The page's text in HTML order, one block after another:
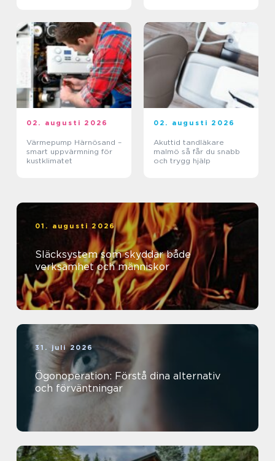
02. augusti 2026
Värmepump Härnösand –
smart uppvärmning för
kustklimatet
02. augusti 2026
Akuttid tandläkare
malmö så får du snabb
och trygg hjälp
01. augusti 2026
Släcksystem som skyddar både
verksamhet och människor
31. juli 2026
Ögonoperation: Förstå dina alternativ
och förväntningar